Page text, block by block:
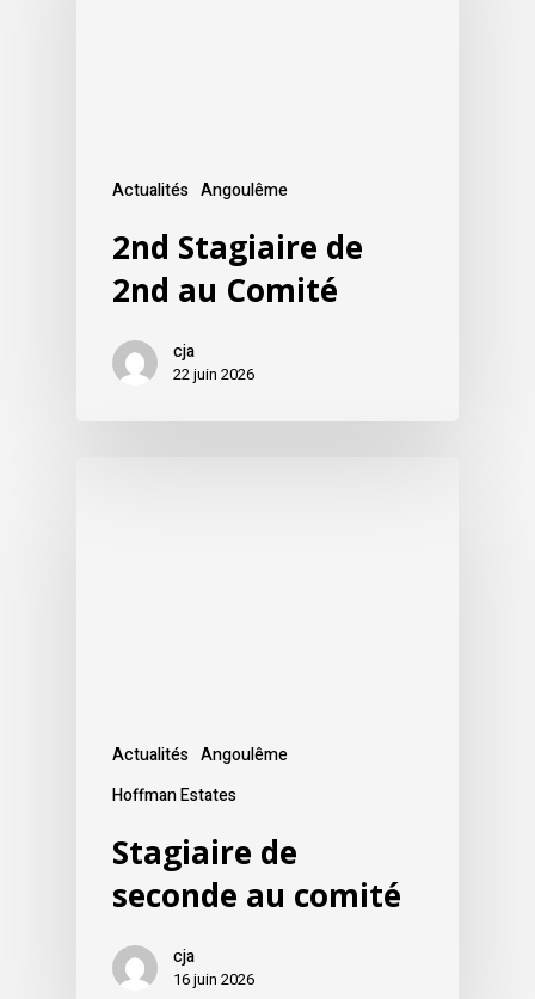
Actualités Angoulême
2nd Stagiaire de
2nd au Comité
cja
22 juin 2026
Actualités Angoulême
Hoffman Estates
Stagiaire de
seconde au comité
cja
16 juin 2026